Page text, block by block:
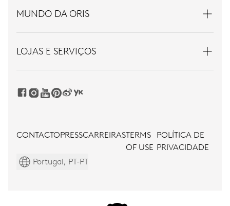
MUNDO DA ORIS
LOJAS E SERVIÇOS
CONTACTOPRESSCARREIRASTERMS
OF USE
POLÍTICA DE
PRIVACIDADE
Portugal, PT-PT